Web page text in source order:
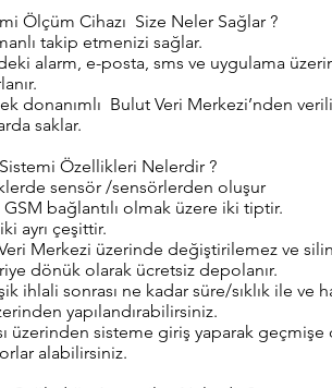
Ölçüm Cihazı Size Neler Sağlar ?
takip etmenizi sağlar.
alarm, e-posta, sms ve uygulama
donanımlı Bulut Veri Merkezi’nden
saklar.
Özellikleri Nelerdir ?
sensör /sensörlerden oluşur
bağlantılı olmak üzere iki tiptir.
ayrı çeşittir.
Merkezi üzerinde değiştirilemez ve
dönük olarak ücretsiz depolanır.
ihlali sonrası ne kadar süre/sıklık ile ve
yapılandırabilirsiniz.
üzerinden sisteme giriş yaparak
alabilirsiniz.